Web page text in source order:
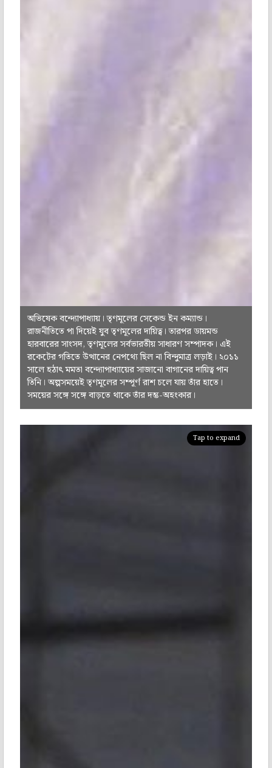
অভিষেক বন্দ্যোপাধ্যায়। তৃণমূলের সেকেন্ড ইন কম্যান্ড।
রাজনীতিতে পা দিয়েই যুব তৃণমূলের দায়িত্ব। তারপর ডায়মন্ড
হারবারের সাংসদ, তৃণমূলের সর্বভারতীয় সাধারণ সম্পাদক। এই
রকেটের গতিতে উত্থানের নেপথ্যে ছিল না বিন্দুমাত্র লড়াই। ২০১১
সালে হঠাৎ মমতা বন্দ্যোপাধ্যায়ের সাজানো বাগানের দায়িত্ব পান
তিনি। অল্পসময়েই তৃণমূলের সম্পূর্ণ রাশ চলে যায় তাঁর হাতে।
সময়ের সঙ্গে সঙ্গে বাড়তে থাকে তাঁর দম্ভ-অহংকার।
Tap to expand